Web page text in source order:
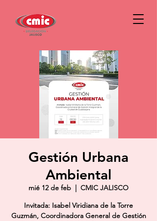
Gestión Urbana
Ambiental
mié 12 de feb
  |
CMIC JALISCO
Invitada: Isabel Viridiana de la Torre
Guzmán, Coordinadora General de Gestión